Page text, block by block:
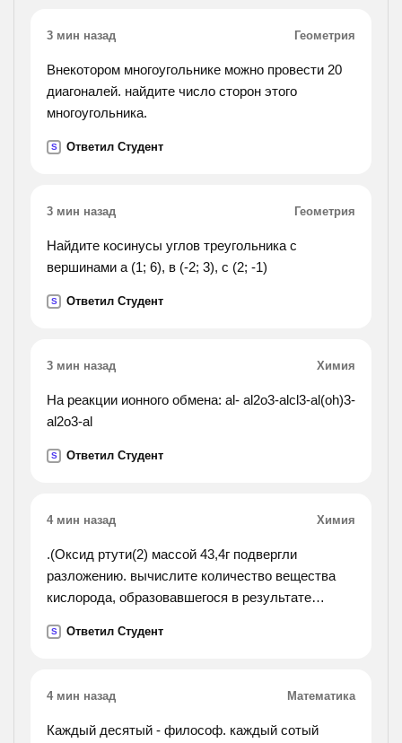
3 мин назад Геометрия
Внекотором многоугольнике можно провести 20
диагоналей. найдите число сторон этого
многоугольника.
S Ответил Студент
3 мин назад Геометрия
Найдите косинусы углов треугольника с
вершинами а (1; 6), в (-2; 3), с (2; -1)
S Ответил Студент
3 мин назад Химия
На реакции ионного обмена: al- al2o3-alcl3-al(oh)3-
al2o3-al
S Ответил Студент
4 мин назад Химия
.(Оксид ртути(2) массой 43,4г подвергли
разложению. вычислите количество вещества
кислорода, образовавшегося в результате
S Ответил Студент
4 мин назад Математика
Каждый десятый - философ. каждый сотый